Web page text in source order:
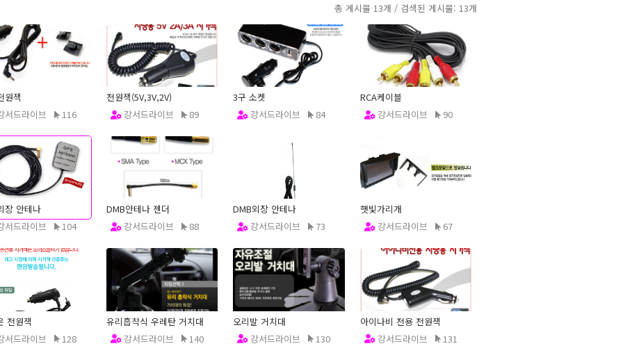
총 게시물 13개 / 검색된 게시물: 13개
원잭
서드라이브
116
전원잭(5V,3V,2V)
강서드라이브
89
3구 소켓
강서드라이브
84
RCA케이블
강서드라이브
90
장 안테나
서드라이브
104
DMB안테나 젠더
강서드라이브
88
DMB외장 안테나
강서드라이브
73
햇빛가리개
강서드라이브
67
전원잭
서드라이브
128
유리흡착식 우레탄 거치대
강서드라이브
140
오리발 거치대
강서드라이브
130
아이나비 전용 전원잭
강서드라이브
131